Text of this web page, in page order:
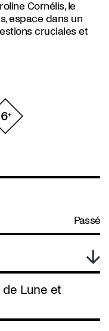
Cornélis, le
espace dans un
cruciales et
Passé
Lune et